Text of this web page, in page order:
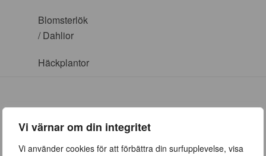
Vi värnar om din integritet
Vi använder cookies för att förbättra din surfupplevelse, visa
Blomsterlök
/ Dahlior
Häckplantor
ÖPPETTIDER